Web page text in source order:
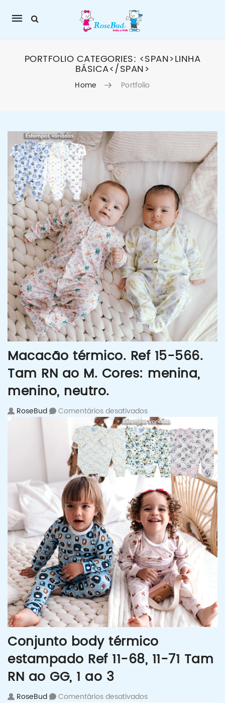
Mobile
navigation
PORTFOLIO CATEGORIES: <SPAN>LINHA
BÁSICA</SPAN>
Home Portfolio
Skip to content
Macacão térmico. Ref 15-566.
Tam RN ao M. Cores: menina,
menino, neutro.
RoseBud Comentários desativadosem Macacão térmico.
Conjunto body térmico
estampado Ref 11-68, 11-71 Tam
RN ao GG, 1 ao 3
RoseBud Comentários desativadosem Conjunto body